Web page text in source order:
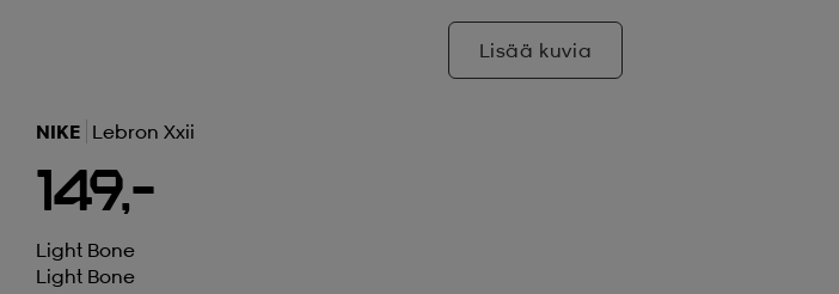
Lisää kuvia
NIKE Lebron Xxii
149,-
Light Bone
Light Bone